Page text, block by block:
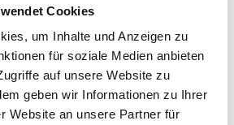
Cookies
um Inhalte und Anzeigen zu
für soziale Medien anbieten
auf unsere Website zu
geben wir Informationen zu Ihrer
Website an unsere Partner für